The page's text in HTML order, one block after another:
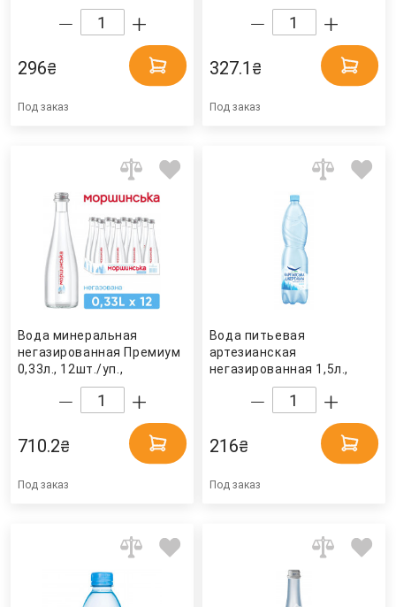
"Моршинка", 12шт./уп.,
пластиковая бутылка
296₴
Под заказ
"Моршинка", 12шт./уп.,
пласт. бут. с дозатором
327.1 ₴
Под заказ
Вода минеральная
негазированная Премиум
0,33л., 12шт./уп.,
стеклянная бутылка
Моршинская
710.2₴
Под заказ
Вода питьевая
артезианская
негазированная 1,5л.,
6шт./уп., пластиковая
бутылка Карпатська
216₴
Под заказ